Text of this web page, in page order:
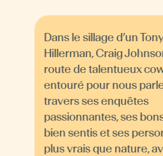
Dans le sillage d’un
Hillerman, Craig
route de talentueux
entouré pour nous
travers ses enquêtes
passionnantes, ses
bien sentis et ses
plus vrais que nature,